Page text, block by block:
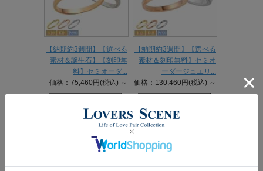
【納期約3週間】【選べる
素材＆誕生石】【刻印無
料】セミオーダ...
価格：75,460円(税込) ～
【納期約3週間】【選べる
素材＆刻印無料】セミオ
ーダージュエリ...
価格：130,460円(税込) ～